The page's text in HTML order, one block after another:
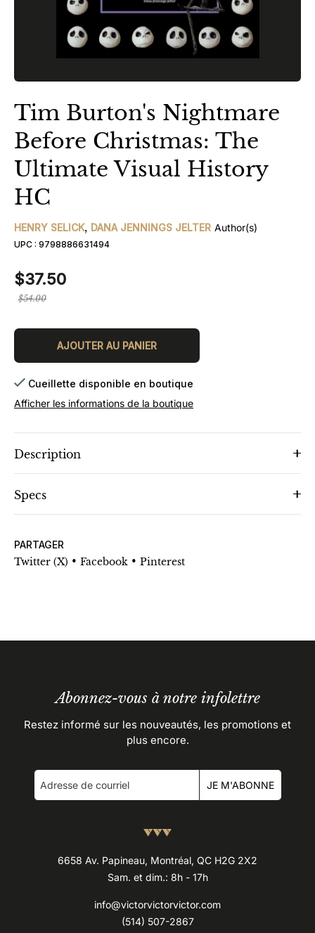
Tim Burton's Nightmare
Before Christmas: The
Ultimate Visual History
HC
HENRY SELICK, DANA JENNINGS JELTER Author(s)
UPC : 9798886631494
$37.50
Prix
$54.00
AJOUTER AU PANIER
Cueillette disponible en boutique
Afficher les informations de la boutique
Description
Specs
PARTAGER
Twitter (X) • Facebook • Pinterest
Abonnez-vous à notre infolettre
Restez informé sur les nouveautés, les promotions et
plus encore.
JE M'ABONNE
6658 Av. Papineau, Montréal, QC H2G 2X2
Sam. et dim.: 8h - 17h
info@victorvictorvictor.com
(514) 507-2867